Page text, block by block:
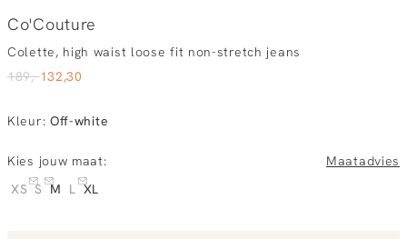
Co'Couture
Colette, high waist loose fit non-stretch jeans
189,-132,30
Kleur: Off-white
Kies jouw maat:
Maatadvies
XS S M L XL